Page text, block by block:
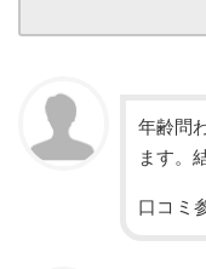
年齢問
ます。
口コミ